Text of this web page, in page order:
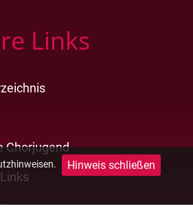
Hinweis schließen
Links
Chorjugend